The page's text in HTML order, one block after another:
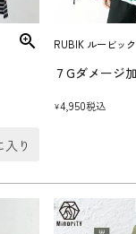
RUBIK ルービック
¥4,950税込